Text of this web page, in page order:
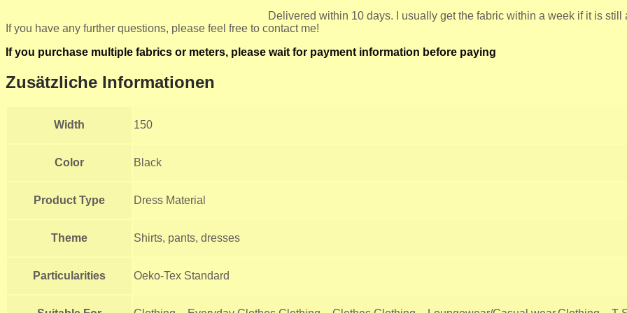
Delivered within 10 days. I usually get the fabric within a week if it is still
If you have any further questions, please feel free to contact me!
If you purchase multiple fabrics or meters, please wait for payment information before paying
Zusätzliche Informationen
Width 150
Color Black
Product Type Dress Material
Theme Shirts, pants, dresses
Particularities Oeko-Tex Standard